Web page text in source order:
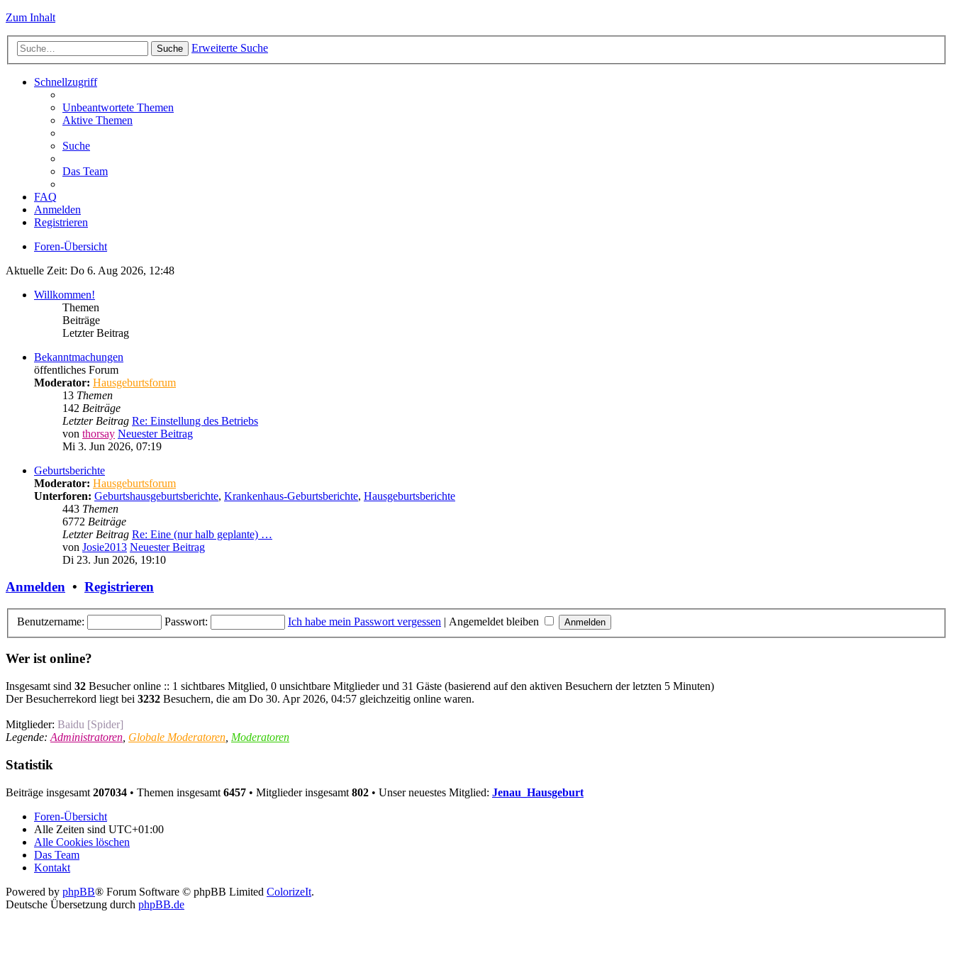
Zum Inhalt
Suche Erweiterte Suche
Schnellzugriff
Unbeantwortete Themen
Aktive Themen
Suche
Das Team
FAQ
Anmelden
Registrieren
Foren-Übersicht
Aktuelle Zeit: Do 6. Aug 2026, 12:48
Willkommen!
Themen
Beiträge
Letzter Beitrag
Bekanntmachungen
öffentliches Forum
Moderator: Hausgeburtsforum
13 Themen
142 Beiträge
Letzter Beitrag Re: Einstellung des Betriebs
von thorsay Neuester Beitrag
Mi 3. Jun 2026, 07:19
Geburtsberichte
Moderator: Hausgeburtsforum
Unterforen: Geburtshausgeburtsberichte, Krankenhaus-Geburtsberichte, Hausgeburtsberichte
443 Themen
6772 Beiträge
Letzter Beitrag Re: Eine (nur halb geplante) …
von Josie2013 Neuester Beitrag
Di 23. Jun 2026, 19:10
Anmelden • Registrieren
Benutzername: Passwort: Ich habe mein Passwort vergessen | Angemeldet bleiben
Wer ist online?
Insgesamt sind 32 Besucher online :: 1 sichtbares Mitglied, 0 unsichtbare Mitglieder und 31 Gäste (basierend auf den aktiven Besuchern der letzten 5 Minuten)
Der Besucherrekord liegt bei 3232 Besuchern, die am Do 30. Apr 2026, 04:57 gleichzeitig online waren.
Mitglieder: Baidu [Spider]
Legende: Administratoren Globale Moderatoren Moderatoren
Statistik
Beiträge insgesamt 207034 • Themen insgesamt 6457 • Mitglieder insgesamt 802 • Unser neuestes Mitglied: Jenau_Hausgeburt
Foren-Übersicht
Alle Zeiten sind UTC+01:00
Alle Cookies löschen
Das Team
Kontakt
Powered by phpBB® Forum Software © phpBB Limited ColorizeIt.
Deutsche Übersetzung durch phpBB.de